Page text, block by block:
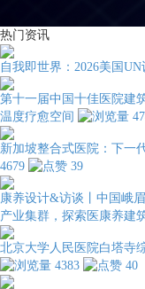
热门资讯
自我即世界：2026美国
第十一届中国十佳医院建
温度疗愈空间
新加坡整合式医院：下一
4679
39
康养设计&访谈丨中国峨
产业集群，探索医康养建
北京大学人民医院白塔寺
4383
40